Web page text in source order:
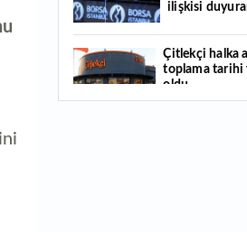
Festival bölgeye canlılık getirdi
11:23 Küresel piyasalarda yeni haftada takip
edilecek 4 gelişme hangileri
ilişkisi
Çitlekçi halka
toplama tarihi
oldu